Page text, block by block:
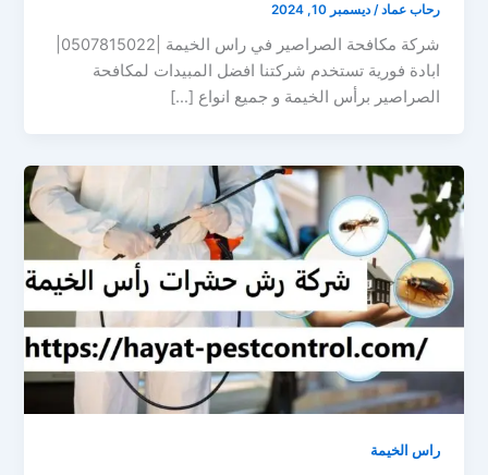
رحاب عماد/ديسمبر 10, 2024
ابادة فورية تستخدم شركتنا افضل المبيدات لمكافحة
الصراصير برأس الخيمة و جميع انواع […]
راس الخيمة